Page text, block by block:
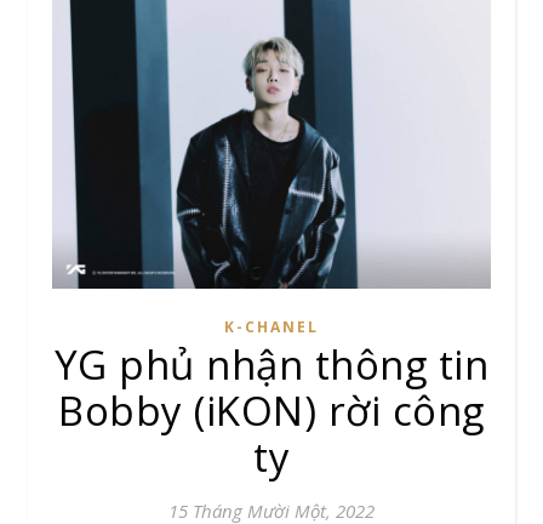
K-CHANEL
YG phủ nhận thông tin
Bobby (iKON) rời công
ty
15 Tháng Mười Một, 2022